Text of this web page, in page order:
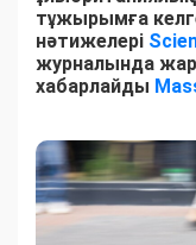
тұжырымға
нәтижелері
журналында
хабарлайды